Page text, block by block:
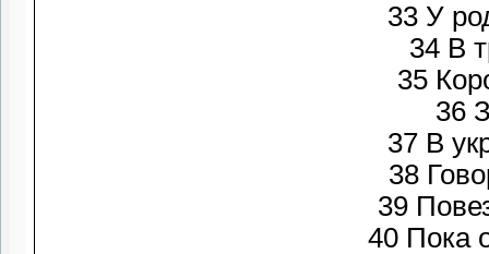
33 У
34 В
35
36
37 В
38
39
40 Пока